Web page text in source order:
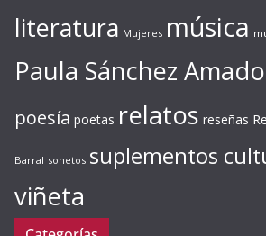
literatura Mujeres música
Paula Sánchez
poesía poetas relatos reseñas
Barral sonetos suplementos
viñeta